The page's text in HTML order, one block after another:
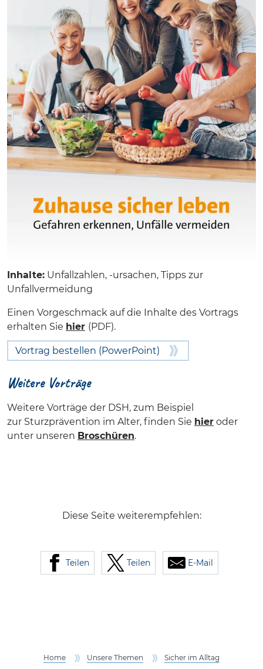
Inhalte: Unfallzahlen, -ursachen, Tipps zur
Unfallvermeidung
Einen Vorgeschmack auf die Inhalte des Vortrags
erhalten Sie hier (PDF).
Vortrag bestellen (PowerPoint)
Weitere Vorträge
Weitere Vorträge der DSH, zum Beispiel
zur Sturzprävention im Alter, finden Sie hier oder
unter unseren Broschüren.
Diese Seite weiterempfehlen:
Teilen Teilen E-Mail
Home Unsere Themen Sicher im Alltag